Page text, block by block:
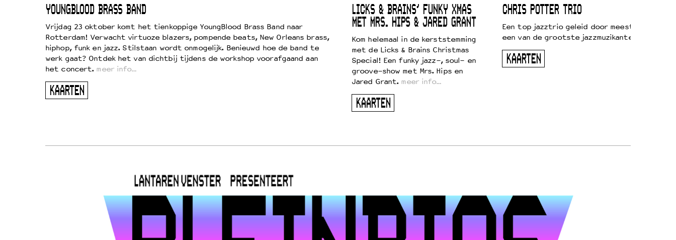
YOUNGBLOOD BRASS BAND
Vrijdag 23 oktober komt het tienkoppige YoungBlood Brass Band naar
Rotterdam! Verwacht virtuoze blazers, pompende beats, New Orleans brass,
hiphop, funk en jazz. Stilstaan wordt onmogelijk. Benieuwd hoe de band te
werk gaat? Ontdek het van dichtbij tijdens de workshop voorafgaand aan
het concert. meer info…
KAARTEN
LICKS & BRAINS’ FUNKY XMAS
MET MRS. HIPS & JARED GRANT
Kom helemaal in de kerststemming
met de Licks & Brains Christmas
Special! Een funky jazz-, soul- en
groove-show met Mrs. Hips en
Jared Grant. meer info…
KAARTEN
CHRIS POTTER TRIO
Een top jazztrio geleid door
een van de grootste jazzmuzikanten van zijn
KAARTEN